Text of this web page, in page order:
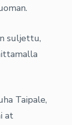
suljettu,
Taipale,
at